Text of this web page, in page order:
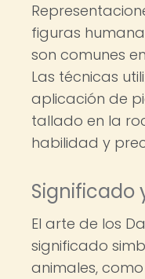
figuras
son comunes
Las técnicas
aplicación de
tallado en la
habilidad y
Significado
El arte de los
significado
animales,